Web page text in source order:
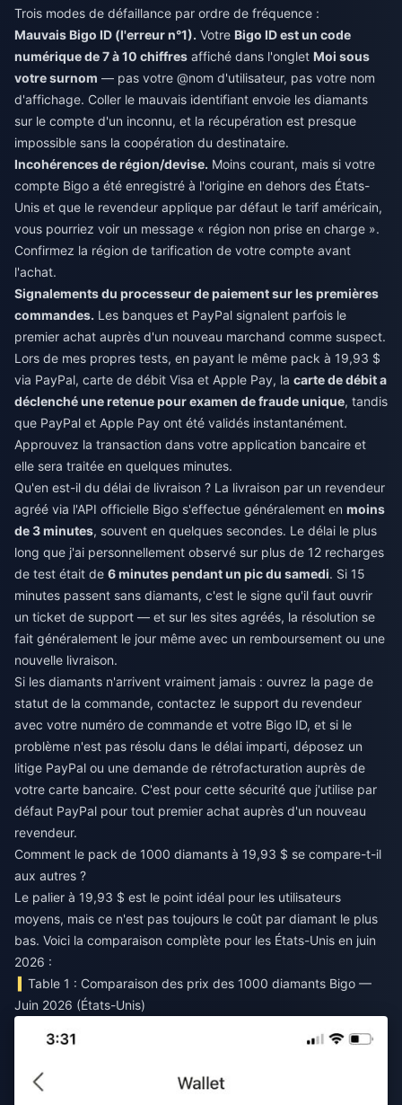
Trois modes de défaillance par ordre de fréquence :
Mauvais Bigo ID (l'erreur n°1). Votre Bigo ID est un code
numérique de 7 à 10 chiffres affiché dans l'onglet Moi sous
votre surnom — pas votre @nom d'utilisateur, pas votre nom
d'affichage. Coller le mauvais identifiant envoie les diamants
sur le compte d'un inconnu, et la récupération est presque
impossible sans la coopération du destinataire.
Incohérences de région/devise. Moins courant, mais si votre
compte Bigo a été enregistré à l'origine en dehors des États-
Unis et que le revendeur applique par défaut le tarif américain,
vous pourriez voir un message « région non prise en charge ».
Confirmez la région de tarification de votre compte avant
l'achat.
Signalements du processeur de paiement sur les premières
commandes. Les banques et PayPal signalent parfois le
premier achat auprès d'un nouveau marchand comme suspect.
Lors de mes propres tests, en payant le même pack à 19,93 $
via PayPal, carte de débit Visa et Apple Pay, la carte de débit a
déclenché une retenue pour examen de fraude unique, tandis
que PayPal et Apple Pay ont été validés instantanément.
Approuvez la transaction dans votre application bancaire et
elle sera traitée en quelques minutes.
Qu'en est-il du délai de livraison ? La livraison par un revendeur
agréé via l'API officielle Bigo s'effectue généralement en moins
de 3 minutes, souvent en quelques secondes. Le délai le plus
long que j'ai personnellement observé sur plus de 12 recharges
de test était de 6 minutes pendant un pic du samedi. Si 15
minutes passent sans diamants, c'est le signe qu'il faut ouvrir
un ticket de support — et sur les sites agréés, la résolution se
fait généralement le jour même avec un remboursement ou une
nouvelle livraison.
Si les diamants n'arrivent vraiment jamais : ouvrez la page de
statut de la commande, contactez le support du revendeur
avec votre numéro de commande et votre Bigo ID, et si le
problème n'est pas résolu dans le délai imparti, déposez un
litige PayPal ou une demande de rétrofacturation auprès de
votre carte bancaire. C'est pour cette sécurité que j'utilise par
défaut PayPal pour tout premier achat auprès d'un nouveau
revendeur.
Comment le pack de 1000 diamants à 19,93 $ se compare-t-il
aux autres ?
Le palier à 19,93 $ est le point idéal pour les utilisateurs
moyens, mais ce n'est pas toujours le coût par diamant le plus
bas. Voici la comparaison complète pour les États-Unis en juin
2026 :
Table 1 : Comparaison des prix des 1000 diamants Bigo —
Juin 2026 (États-Unis)